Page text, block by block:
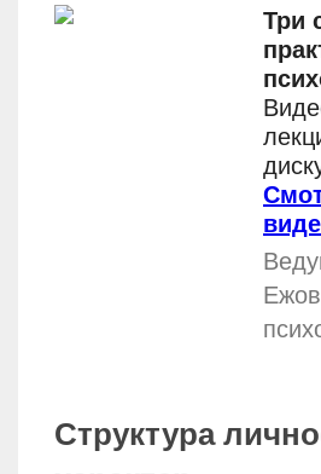
Три
Структура